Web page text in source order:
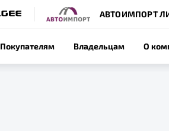
АВТОИМПОРТ
Покупателям Владельцам О